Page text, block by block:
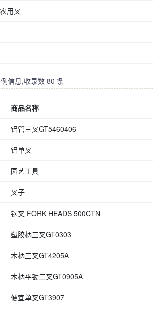
用叉
信息,收录数 80 条
商品名称
铝管三叉GT5460406
铝单叉
园艺工具
叉子
钢叉 FORK HEADS 500CTN
塑胶柄三叉GT0303
木柄三叉GT4205A
木柄平锄二叉GT0905A
便宜单叉GT3907